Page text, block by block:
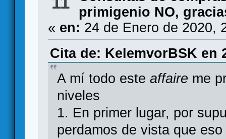
primigenio NO,
« en: 24 de Enero de 2020,
Cita de: KelemvorBSK en
A mí todo esteaffaire me
niveles
1. En primer lugar, por
perdamos de vista que